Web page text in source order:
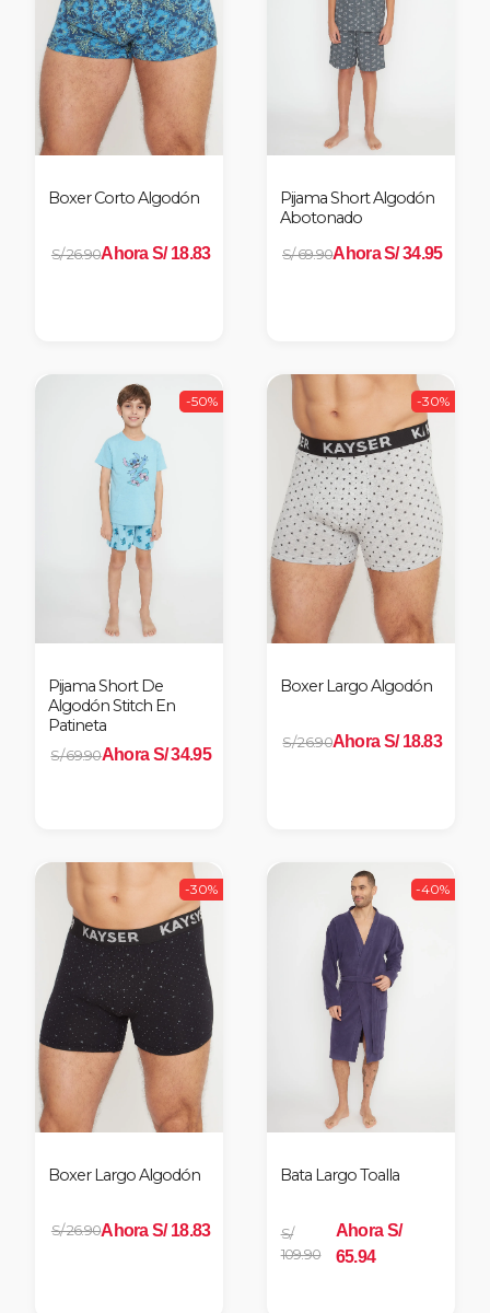
Boxer Corto Algodón
S/ 26.90Ahora S/ 18.83
Pijama Short Algodón
Abotonado
S/ 69.90Ahora S/ 34.95
-50%
Pijama Short De
Algodón Stitch En
Patineta
S/ 69.90Ahora S/ 34.95
-30%
Boxer Largo Algodón
S/ 26.90Ahora S/ 18.83
-30%
Boxer Largo Algodón
S/ 26.90Ahora S/ 18.83
-40%
Bata Largo Toalla
S/
109.90
Ahora S/
65.94